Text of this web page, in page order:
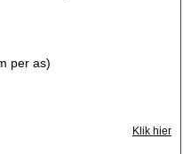
per as)
Klik hier